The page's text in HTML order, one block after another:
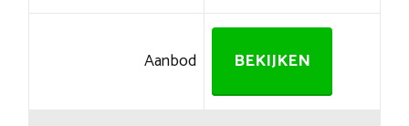
Aanbod BEKIJKEN